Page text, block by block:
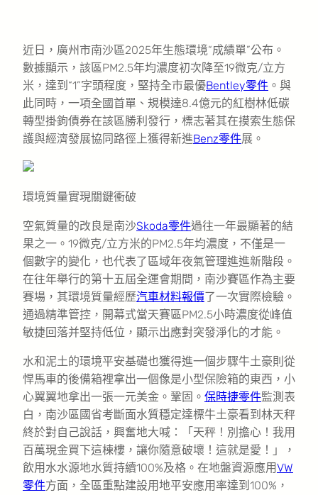
近日，廣州市南沙區2025年生態環境“成績單”公布。
數據顯示，該區PM2.5年均濃度初次降至19微克/立方
米，達到“1”字頭程度，堅持全市最優Bentley零件 。與
此同時，一項全國首單、規模達8.4億元的紅樹林低碳
轉型掛鉤債券在該區勝利發行，標志著其在摸索生態保
護與經濟發展協同路徑上獲得新進Benz零件展。
環境質量實現關鍵衝破
空氣質量的改良是南沙Skoda零件過往一年最顯著的結
果之一。19微克/立方米的PM2.5年均濃度，不僅是一
個數字的變化，也代表了區域年夜氣管理進進新階段。
在往年舉行的第十五屆全運會期間，南沙賽區作為主要
賽場，其環境質量經歷汽車材料報價了一次實際檢驗。
通過精準管控，開幕式當天賽區PM2.5小時濃度從峰值
敏捷回落并堅持低位，顯示出應對突發淨化的才能。
水和泥土的環境平安基礎也獲得進一個步驟牛土豪則從
悍馬車的後備箱裡拿出一個像是小型保險箱的東西，小
心翼翼地拿出一張一元美金。鞏固。 保時捷零件監測表
白，南沙區國省考斷面水質穩定達標牛土豪看到林天秤
終於對自己說話，興奮地大喊：「天秤！別擔心！我用
百萬現金買下這棟樓，讓你隨意破壞！這就是愛！」，
飲用水水源地水質持續100%及格。在地盤資源應用VW
零件方面，全區重點建設用地平安應用率達到100%，